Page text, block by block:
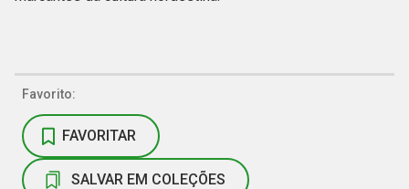
Favorito:
FAVORITAR
SALVAR EM COLEÇÕES